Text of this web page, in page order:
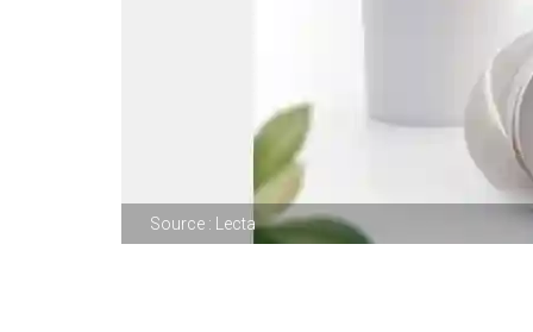
Source : Lecta